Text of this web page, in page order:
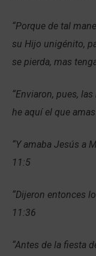
“Porque de tal
su Hijo unigénito,
se pierda, mas
“Enviaron, pues,
he aquí el que
“Y amaba Jesús a
11:5
“Dijeron entonces
11:36
“Antes de la fiesta